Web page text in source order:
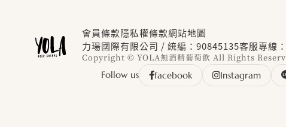
會員條款隱私權條款網站地圖
力瑒國際有限公司 / 統編：90845135客服專線：
Copyright © YOLA無酒精葡萄飲 All Rights
Follow us facebook Instagram